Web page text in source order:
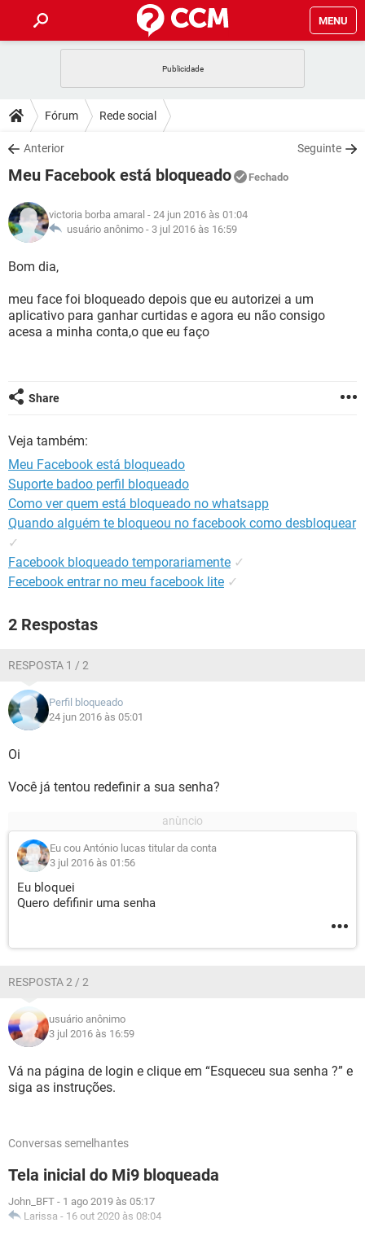
MENU
CELULAR
OUTLOOK
INSTAGRAM GMAIL
GUIA DE COMPRAS
DICAS
JOGOS
INSTAGRAM GMAIL
GUIA DE COMPRAS
DOWNLOADS
JOGOS WHATSAPP
CELULAR
OUTLOOK EXCEL
INSTAGRAM
JOGOS WHATSAPP
CELULAR
OUTLOOK
INSTAGRAM GMAIL
GUIA DE COMPRAS
GLOSSÁRIO
JOGOS
OUTLOOK EXCEL
GMAIL
Fórum Rede social
Anterior Seguinte
Meu Facebook está bloqueado Fechado
victoria borba amaral - 24 jun 2016 às 01:04
usuário anônimo - 3 jul 2016 às 16:59
Bom dia,
meu face foi bloqueado depois que eu autorizei a um
aplicativo para ganhar curtidas e agora eu não consigo
acesa a minha conta,o que eu faço
Share
Veja também:
Meu Facebook está bloqueado
Suporte badoo perfil bloqueado
Como ver quem está bloqueado no whatsapp
Quando alguém te bloqueou no facebook como desbloquear
✓
Facebook bloqueado temporariamente ✓
Fecebook entrar no meu facebook lite ✓
2 Respostas
RESPOSTA 1 / 2
Perfil bloqueado
24 jun 2016 às 05:01
Oi
Você já tentou redefinir a sua senha?
Eu cou António lucas titular da conta
3 jul 2016 às 01:56
Eu bloquei
Quero defifinir uma senha
RESPOSTA 2 / 2
usuário anônimo
3 jul 2016 às 16:59
Vá na página de login e clique em “Esqueceu sua senha ?” e
siga as instruções.
Conversas semelhantes
Tela inicial do Mi9 bloqueada
John_BFT - 1 ago 2019 às 05:17
Larissa - 16 out 2020 às 08:04